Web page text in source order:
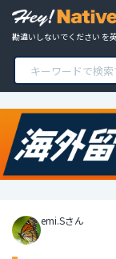
勘違いしないでください を
emi.Sさん